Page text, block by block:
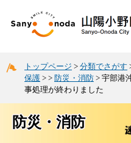
トップページ > 分類でさがす
保護 > > 防災・消防 > 宇部港
事処理が終わりました
防災・消防